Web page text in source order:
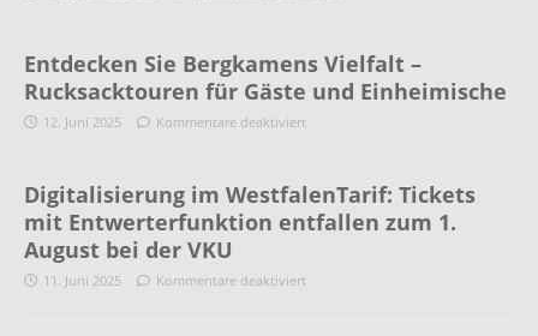
Entdecken Sie Bergkamens Vielfalt –
Rucksacktouren für Gäste und Einheimische
12. Juni 2025 Kommentare deaktiviert
Digitalisierung im WestfalenTarif: Tickets
mit Entwerterfunktion entfallen zum 1.
August bei der VKU
11. Juni 2025 Kommentare deaktiviert